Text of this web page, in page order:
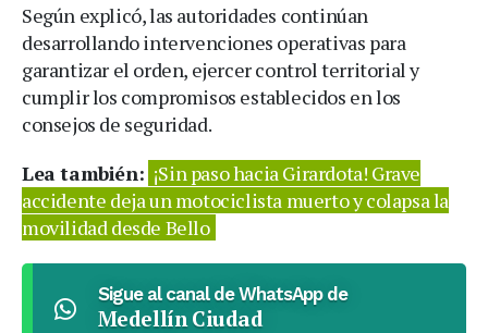
Según explicó, las autoridades continúan
desarrollando intervenciones operativas para
garantizar el orden, ejercer control territorial y
cumplir los compromisos establecidos en los
consejos de seguridad.
Lea también: ¡Sin paso hacia Girardota! Grave
accidente deja un motociclista muerto y colapsa la
movilidad desde Bello
Sigue al canal de WhatsApp de
Medellín Ciudad